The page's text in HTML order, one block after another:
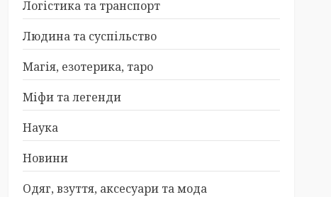
Логістика та транспорт
Людина та суспільство
Магія, езотерика, таро
Міфи та легенди
Наука
Новини
Одяг, взуття, аксесуари та мода